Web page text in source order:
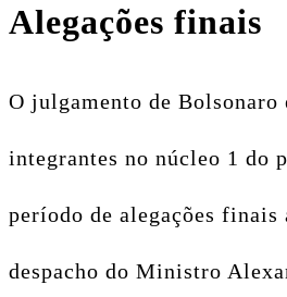
Alegações finais
O julgamento de Bolsonaro
integrantes no núcleo 1 do
período de alegações finais
despacho do Ministro